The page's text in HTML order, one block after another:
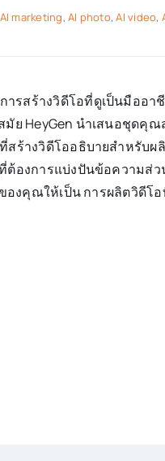
AI marketing,AI photo,AI video,
รสร้างวิดีโอที่ดูเป็นมืออา
มัย HeyGen นำเสนอชุดคุ
ที่สร้างวิดีโออธิบายสำหรั
ต้องการแบ่งปันข้อความส่
องคุณให้เป็น การผลิตวิดีโ